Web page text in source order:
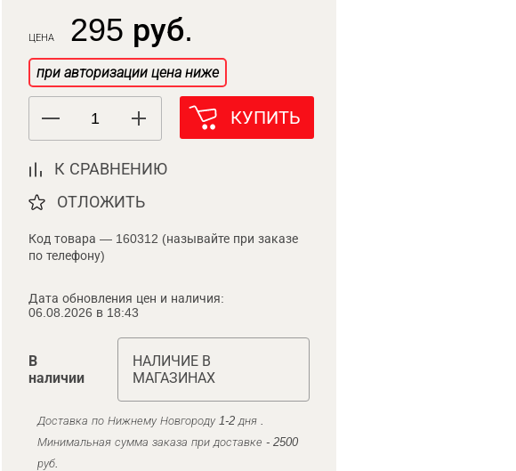
ЦЕНА 295 руб.
при авторизации цена ниже
КУПИТЬ
К СРАВНЕНИЮ
ОТЛОЖИТЬ
Код товара — 160312 (называйте при заказе
по телефону)
Дата обновления цен и наличия:
06.08.2026 в 18:43
В
наличии
НАЛИЧИЕ В
МАГАЗИНАХ
Доставка по Нижнему Новгороду 1-2 дня .
Минимальная сумма заказа при доставке - 2500
руб.